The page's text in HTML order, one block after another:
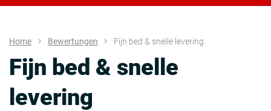
Home Bewertungen Fijn bed & snelle levering
Fijn bed & snelle
levering